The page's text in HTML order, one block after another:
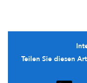
Teilen Sie diesen